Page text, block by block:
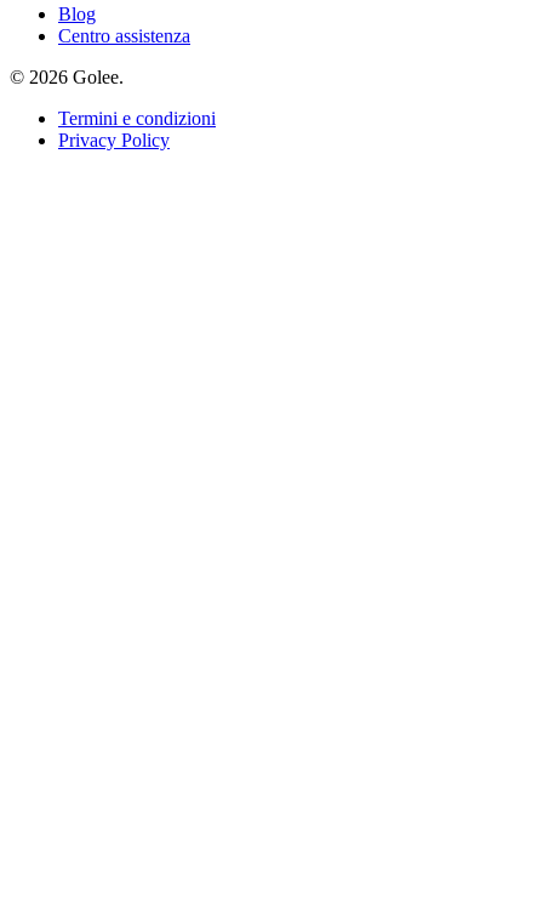
Blog
Centro assistenza
© 2026 Golee.
Termini e condizioni
Privacy Policy